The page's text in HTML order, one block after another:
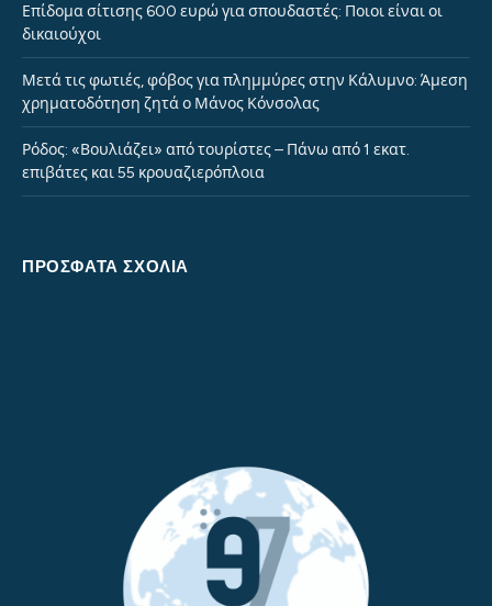
Επίδομα σίτισης 600 ευρώ για σπουδαστές: Ποιοι είναι οι
δικαιούχοι
Μετά τις φωτιές, φόβος για πλημμύρες στην Κάλυμνο: Άμεση
χρηματοδότηση ζητά ο Μάνος Κόνσολας
Ρόδος: «Βουλιάζει» από τουρίστες – Πάνω από 1 εκατ.
επιβάτες και 55 κρουαζιερόπλοια
ΠΡΌΣΦΑΤΑ ΣΧΌΛΙΑ